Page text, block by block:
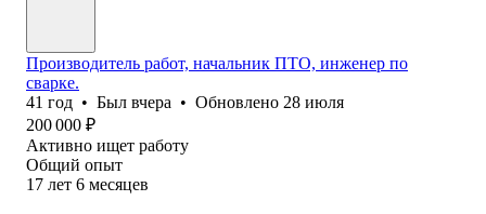
Производитель работ, начальник ПТО, инженер по
сварке.
41 год • Был вчера • Обновлено 28 июля
200 000 ₽
Активно ищет работу
Общий опыт
17 лет 6 месяцев